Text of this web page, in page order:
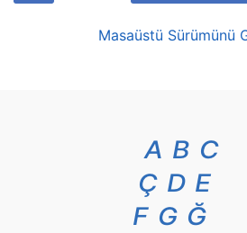
Masaüstü Sürümünü
A B C
Ç D E
F G Ğ